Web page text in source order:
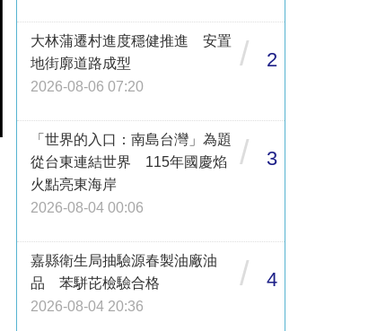
大林蒲遷村進度穩健推進 安置
地街廓道路成型
2026-08-06 07:20
/ 2
「世界的入口：南島台灣」為題
從台東連結世界 115年國慶焰
火點亮東海岸
2026-08-04 00:06
/ 3
嘉縣衛生局抽驗源春製油廠油
品 苯駢芘檢驗合格
2026-08-04 20:36
/ 4